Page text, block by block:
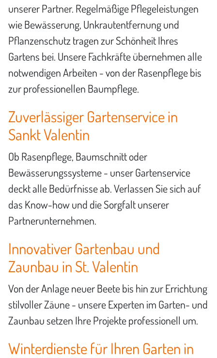
unserer Partner. Regelmäßige Pflegeleistungen
wie Bewässerung, Unkrautentfernung und
Pflanzenschutz tragen zur Schönheit Ihres
Gartens bei. Unsere Fachkräfte übernehmen alle
notwendigen Arbeiten - von der Rasenpflege bis
zur professionellen Baumpflege.
Zuverlässiger Gartenservice in
Sankt Valentin
Ob Rasenpflege, Baumschnitt oder
Bewässerungssysteme - unser Gartenservice
deckt alle Bedürfnisse ab. Verlassen Sie sich auf
das Know-how und die Sorgfalt unserer
Partnerunternehmen.
Innovativer Gartenbau und
Zaunbau in St. Valentin
Von der Anlage neuer Beete bis hin zur Errichtung
stilvoller Zäune - unsere Experten im Garten- und
Zaunbau setzen Ihre Projekte professionell um.
Winterdienste für Ihren Garten in